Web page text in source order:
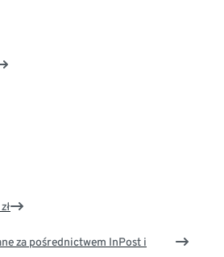
za pośrednictwem InPost i